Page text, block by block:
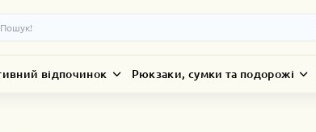
відпочинок Рюкзаки, сумки та подорожі